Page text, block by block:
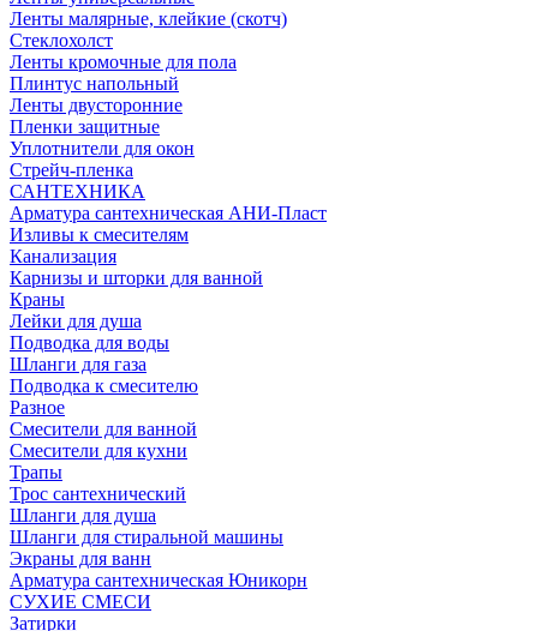
Ленты малярные, клейкие (скотч)
Стеклохолст
Ленты кромочные для пола
Плинтус напольный
Ленты двусторонние
Пленки защитные
Уплотнители для окон
Стрейч-пленка
САНТЕХНИКА
Арматура сантехническая АНИ-Пласт
Изливы к смесителям
Канализация
Карнизы и шторки для ванной
Краны
Лейки для душа
Подводка для воды
Шланги для газа
Подводка к смесителю
Разное
Смесители для ванной
Смесители для кухни
Трапы
Трос сантехнический
Шланги для душа
Шланги для стиральной машины
Экраны для ванн
Арматура сантехническая Юникорн
СУХИЕ СМЕСИ
Затирки